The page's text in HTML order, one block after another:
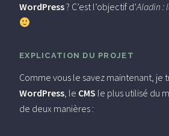
WordPress? C’est l’objectif d’Aladin :
EXPLICATION DU PROJET
Comme vous le savez maintenant, je
WordPress , le CMS le plus utilisé du
de deux manières :